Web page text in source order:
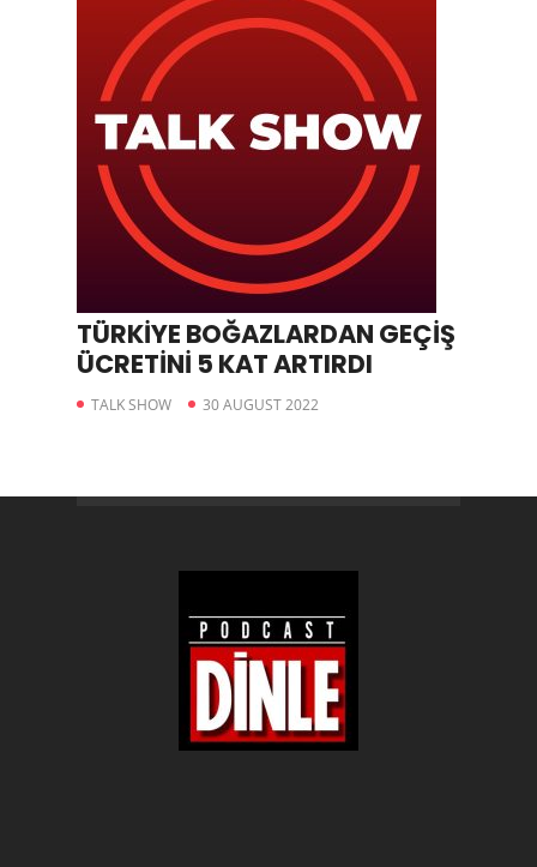
TÜRKİYE BOĞAZLARDAN GEÇİŞ
ÜCRETİNİ 5 KAT ARTIRDI
TALK SHOW 30 AUGUST 2022